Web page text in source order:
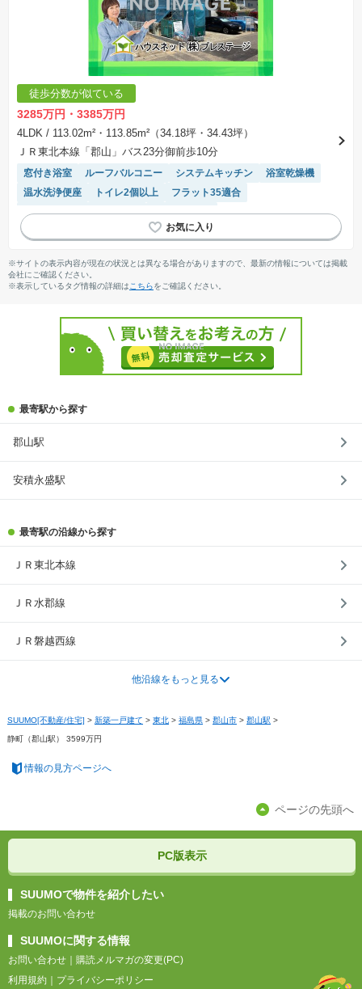
徒歩分数が似ている
3285万円・3385万円
4LDK / 113.02m²・113.85m²（34.18坪・34.43坪）
ＪＲ東北本線「郡山」バス23分御前歩10分
窓付き浴室 ルーフバルコニー システムキッチン
浴室乾燥機
温水洗浄便座
トイレ2個以上
フラット35適合
モニター付きインターホン
対面キッチン
※サイトの表示内容が現在の状況とは異なる場合がありますので、最新の情報については掲載
会社にご確認ください。
※表示しているタグ情報の詳細は こちらをご確認ください。
最寄駅から探す
郡山駅
安積永盛駅
最寄駅の沿線から探す
ＪＲ東北本線
ＪＲ水郡線
ＪＲ磐越西線
他沿線をもっと見る
SUUMO[不動産/住宅] > 新築一戸建て > 東北 > 福島県 > 郡山市 > 郡山駅 >
静町（郡山駅） 3599万円
情報の見方ページへ
ページの先頭へ
PC版表示
SUUMOで物件を紹介したい
掲載のお問い合わせ
SUUMOに関する情報
お問い合わせ
購読メルマガの変更(PC)
利用規約
プライバシーポリシー